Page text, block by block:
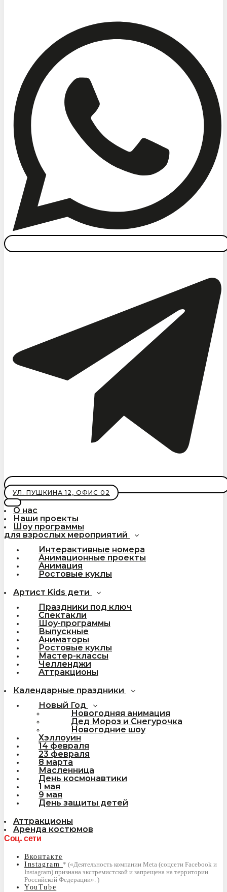
УЛ. ПУШКИНА 12, ОФИС 02
О нас
Наши проекты
Шоу программы
для взрослых мероприятий
Интерактивные номера
Анимационные проекты
Анимация
Ростовые куклы
Артист Kids дети
Праздники под ключ
Спектакли
Шоу-программы
Выпускные
Аниматоры
Ростовые куклы
Мастер-классы
Челленджи
Аттракционы
Календарные праздники
Новый Год
Новогодняя анимация
Дед Мороз и Снегурочка
Новогодние шоу
Хэллоуин
14 февраля
23 февраля
8 марта
Масленница
День космонавтики
1 мая
9 мая
День защиты детей
Аттракционы
Аренда костюмов
Соц. сети
Вконтакте
Instagram
YouTube